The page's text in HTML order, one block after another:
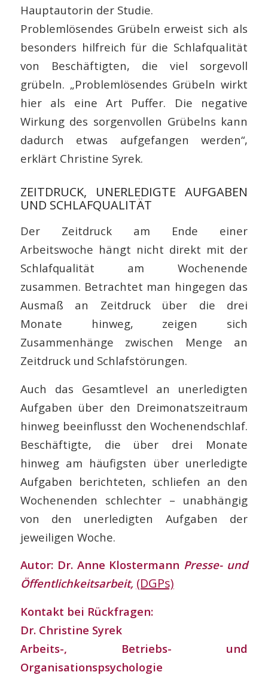
Hauptautorin der Studie.
Problemlösendes Grübeln erweist sich als
besonders hilfreich für die Schlafqualität
von Beschäftigten, die viel sorgevoll
grübeln. „Problemlösendes Grübeln wirkt
hier als eine Art Puffer. Die negative
Wirkung des sorgenvollen Grübelns kann
dadurch etwas aufgefangen werden“,
erklärt Christine Syrek.
ZEITDRUCK, UNERLEDIGTE AUFGABEN
UND SCHLAFQUALITÄT
Der Zeitdruck am Ende einer
Arbeitswoche hängt nicht direkt mit der
Schlafqualität am Wochenende
zusammen. Betrachtet man hingegen das
Ausmaß an Zeitdruck über die drei
Monate hinweg, zeigen sich
Zusammenhänge zwischen Menge an
Zeitdruck und Schlafstörungen.
Auch das Gesamtlevel an unerledigten
Aufgaben über den Dreimonatszeitraum
hinweg beeinflusst den Wochenendschlaf.
Beschäftigte, die über drei Monate
hinweg am häufigsten über unerledigte
Aufgaben berichteten, schliefen an den
Wochenenden schlechter – unabhängig
von den unerledigten Aufgaben der
jeweiligen Woche.
Autor: Dr. Anne Klostermann Presse- und
Öffentlichkeitsarbeit, (DGPs)
Kontakt bei Rückfragen:
Dr. Christine Syrek
Arbeits-, Betriebs- und
Organisationspsychologie